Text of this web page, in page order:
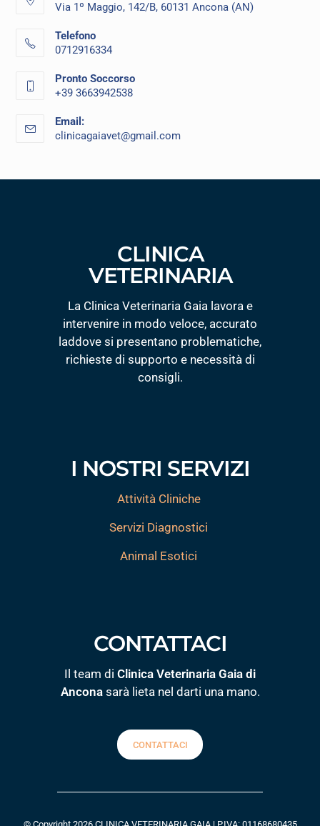
Via 1º Maggio, 142/B, 60131 Ancona (AN)
Telefono
0712916334
Pronto Soccorso
+39 3663942538
Email:
clinicagaiavet@gmail.com
CLINICA
VETERINARIA
La Clinica Veterinaria Gaia lavora e
intervenire in modo veloce, accurato
laddove si presentano problematiche,
richieste di supporto e necessità di
consigli.
I NOSTRI SERVIZI
Attività Cliniche
Servizi Diagnostici
Animal Esotici
CONTATTACI
Il team di Clinica Veterinaria Gaia di
Anconasarà lieta nel darti una mano.
CONTATTACI